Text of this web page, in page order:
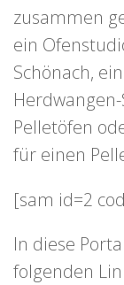
zusammen
ein
Schönach,
Pelletöfen
für einen
[sam id=2
In diese
folgenden